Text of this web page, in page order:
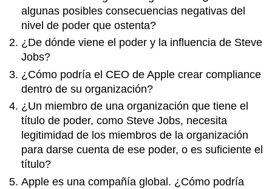
algunas posibles consecuencias negativas del
nivel de poder que ostenta?
¿De dónde viene el poder y la influencia de Steve
Jobs?
¿Cómo podría el CEO de Apple crear compliance
dentro de su organización?
¿Un miembro de una organización que tiene el
título de poder, como Steve Jobs, necesita
legitimidad de los miembros de la organización
para darse cuenta de ese poder, o es suficiente el
título?
Apple es una compañía global. ¿Cómo podría